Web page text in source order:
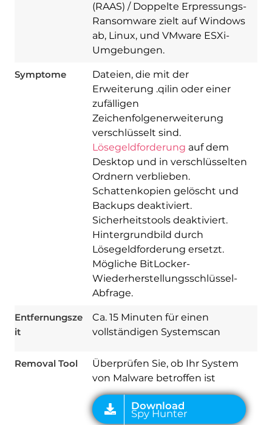
(RAAS) / Doppelte Erpressungs-
Ransomware zielt auf Windows
ab, Linux, und VMware ESXi-
Umgebungen.
Symptome
Dateien, die mit der
Erweiterung .qilin oder einer
zufälligen
Zeichenfolgenerweiterung
verschlüsselt sind.
Lösegeldforderung auf dem
Desktop und in verschlüsselten
Ordnern verblieben.
Schattenkopien gelöscht und
Backups deaktiviert.
Sicherheitstools deaktiviert.
Hintergrundbild durch
Lösegeldforderung ersetzt.
Mögliche BitLocker-
Wiederherstellungsschlüssel-
Abfrage.
Entfernungsze
it
Ca. 15 Minuten für einen
vollständigen Systemscan
Removal Tool
Überprüfen Sie, ob Ihr System
von Malware betroffen ist
Download
Spy Hunter